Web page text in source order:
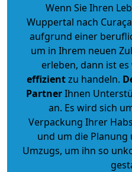
Wenn Sie Ihren
Wuppertal nach
aufgrund einer
um in Ihrem neuen
erleben, dann ist
effizientzu handeln.
PartnerIhnen
an. Es wird sich
Verpackung Ihrer
und um die
Umzugs, um ihn so